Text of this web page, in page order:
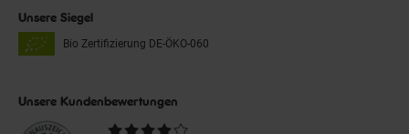
Unsere Siegel
Bio Zertifizierung DE-ÖKO-060
Unsere Kundenbewertungen
Durchschnittliche